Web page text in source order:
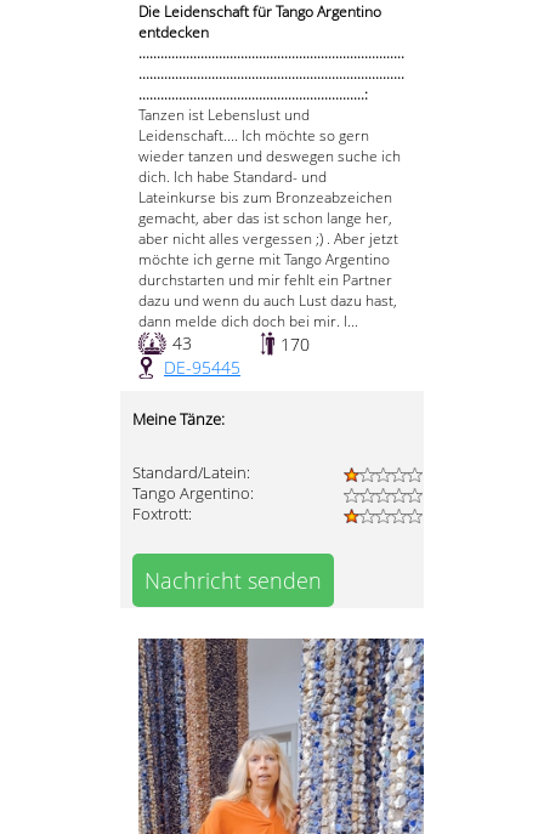
Die Leidenschaft für Tango Argentino
entdecken
.........................................................................
.........................................................................
..............................................................:
Tanzen ist Lebenslust und
Leidenschaft.... Ich möchte so gern
wieder tanzen und deswegen suche ich
dich. Ich habe Standard- und
Lateinkurse bis zum Bronzeabzeichen
gemacht, aber das ist schon lange her,
aber nicht alles vergessen ;) . Aber jetzt
möchte ich gerne mit Tango Argentino
durchstarten und mir fehlt ein Partner
dazu und wenn du auch Lust dazu hast,
dann melde dich doch bei mir. I...
43
170
DE-95445
Meine Tänze:
Standard/Latein:
Tango Argentino:
Foxtrott:
Nachricht senden